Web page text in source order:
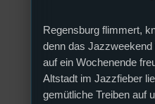
Regensburg flimmert,
denn das
auf ein Wochenende
Altstadt im Jazzfieber
gemütliche Treiben auf